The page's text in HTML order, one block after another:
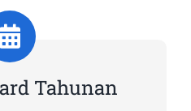
lapang berisi captain
untuk Alphard untuk
eksekutif.
light, dan
memastikan
Tahunan